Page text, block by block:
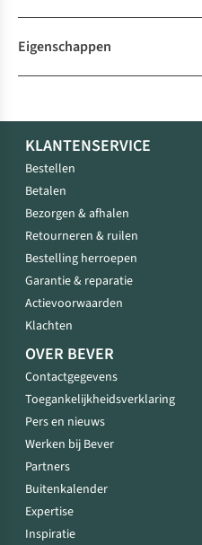
Eigenschappen
KLANTENSERVICE
Bestellen
Betalen
Bezorgen & afhalen
Retourneren & ruilen
Bestelling herroepen
Garantie & reparatie
Actievoorwaarden
Klachten
OVER BEVER
Contactgegevens
Toegankelijkheidsverklaring
Pers en nieuws
Werken bij Bever
Partners
Buitenkalender
Expertise
Inspiratie